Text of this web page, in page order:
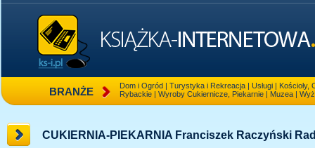
BRANŻE Dom i Ogród | Turystyka i Rekreacja | Usługi | Kościoły,
Rybackie | Wyroby Cukiernicze, Piekarnie | Muzea |
CUKIERNIA-PIEKARNIA Franciszek Raczyński